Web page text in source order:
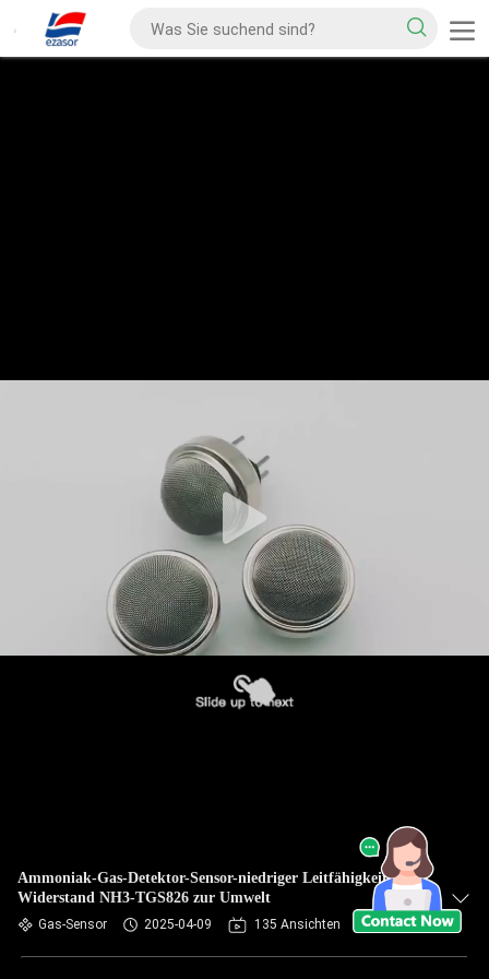
Ammoniak-Gas-Detektor-Sensor-niedriger Leitfähigkeits-
Widerstand NH3-TGS826 zur Umwelt
Gas-Sensor 2025-04-09 135 Ansichten